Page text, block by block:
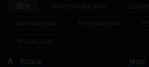
Все
A
Acura
Jeep